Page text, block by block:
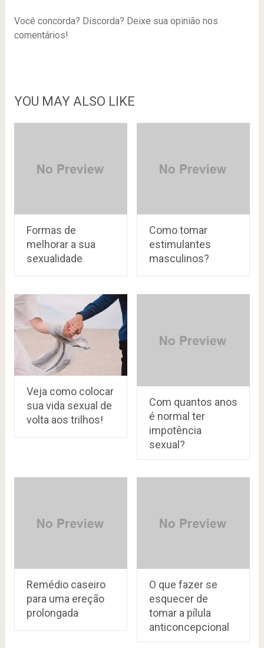
Você concorda? Discorda? Deixe sua opinião nos
comentários!
YOU MAY ALSO LIKE
Formas de
melhorar a sua
sexualidade
Como tomar
estimulantes
masculinos?
Veja como colocar
sua vida sexual de
volta aos trilhos!
Com quantos anos
é normal ter
impotência
sexual?
Remédio caseiro
para uma ereção
prolongada
O que fazer se
esquecer de
tomar a pílula
anticoncepcional